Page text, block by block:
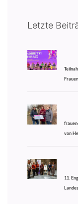
Letzte
von
11.